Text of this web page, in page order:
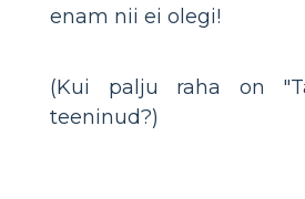
enam nii ei olegi!
(Kui palju raha on
teeninud?)